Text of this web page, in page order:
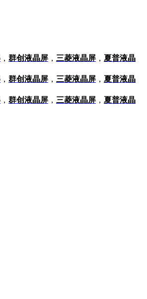
， 群创液晶屏 ， 三菱液晶屏 ， 夏普液晶
， 群创液晶屏 ， 三菱液晶屏 ， 夏普液晶
， 群创液晶屏 ， 三菱液晶屏 ， 夏普液晶